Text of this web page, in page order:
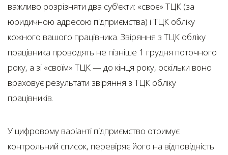
важливо розрізняти два суб’єкти: «своє» ТЦК (за
юридичною адресою підприємства) і ТЦК обліку
кожного вашого працівника. Звіряння з ТЦК обліку
працівника проводять не пізніше 1 грудня поточного
року, а зі «своїм» ТЦК — до кінця року, оскільки воно
враховує результати звіряння з ТЦК обліку
працівників.
У цифровому варіанті підприємство отримує
контрольний список, перевіряє його на відповідність